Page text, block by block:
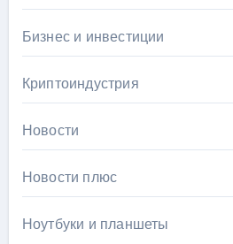
Бизнес и инвестиции
Криптоиндустрия
Новости
Новости плюс
Ноутбуки и планшеты